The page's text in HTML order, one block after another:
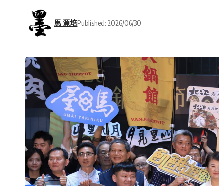
馬 源培Published: 2026/06/30